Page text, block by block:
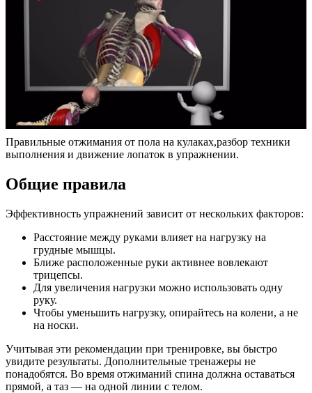
Правильные отжимания от пола на кулаках,разбор техники
выполнения и движение лопаток в упражнении.
Общие правила
Эффективность упражнений зависит от нескольких факторов:
Расстояние между руками влияет на нагрузку на
грудные мышцы.
Ближе расположенные руки активнее вовлекают
трицепсы.
Для увеличения нагрузки можно использовать одну
руку.
Чтобы уменьшить нагрузку, опирайтесь на колени, а не
на носки.
Учитывая эти рекомендации при тренировке, вы быстро
увидите результаты. Дополнительные тренажеры не
понадобятся. Во время отжиманий спина должна оставаться
прямой, а таз — на одной линии с телом.